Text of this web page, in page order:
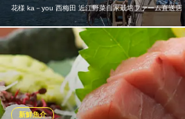
炉端焼き酒場 中々 堂島店
炉端焼き酒場
ＪＲ東西線北新地駅 徒歩3分
大阪府大阪市北区堂島2-1-2 中村屋ビルB1
花様 ka－you 西梅田 近江野菜自家栽培ファーム直送店
琵琶湖の特徴的な魚介類「琵琶湖八珍
ナ、ホンモロコ、イサザ、ゴリ、コア
で構成しています。平成25年末、県立
への湖魚料理人気アンケートを基に供
ものです。
新鮮魚介